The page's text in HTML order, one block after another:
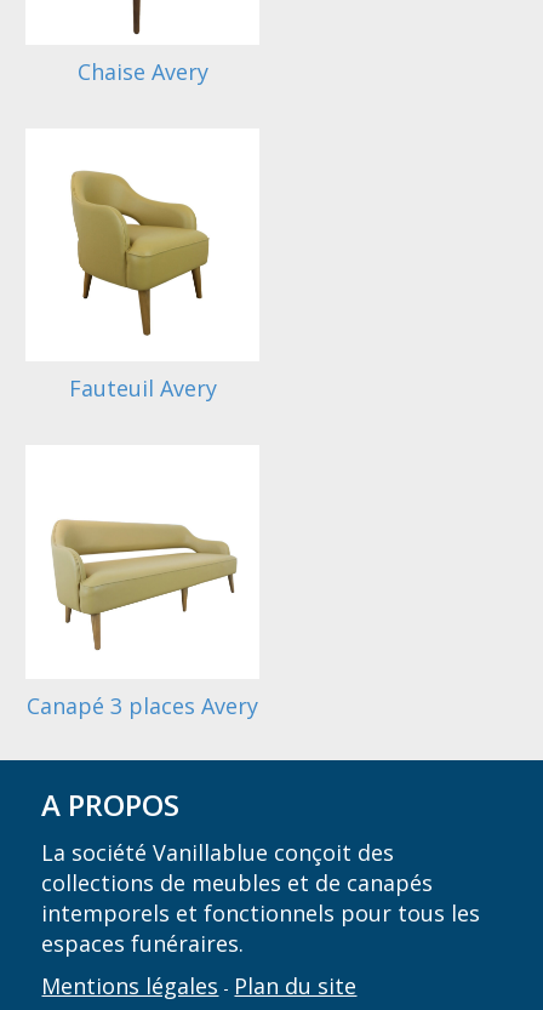
Chaise Avery
Fauteuil Avery
Canapé 3 places Avery
A PROPOS
La société Vanillablue conçoit des
collections de meubles et de canapés
intemporels et fonctionnels pour tous les
espaces funéraires.
Mentions légales - Plan du site